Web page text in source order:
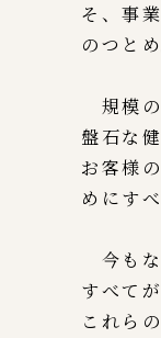
そ、事
のつとめ
規模の
盤石な
お客様
めにす
今もな
すべて
これら